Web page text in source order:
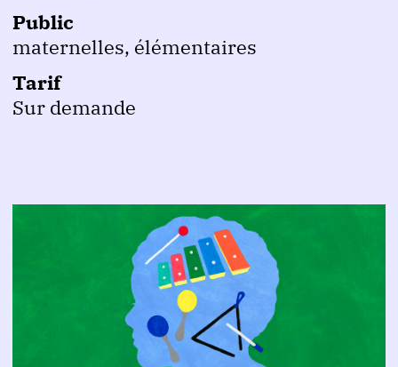
Public
maternelles, élémentaires
Tarif
Sur demande